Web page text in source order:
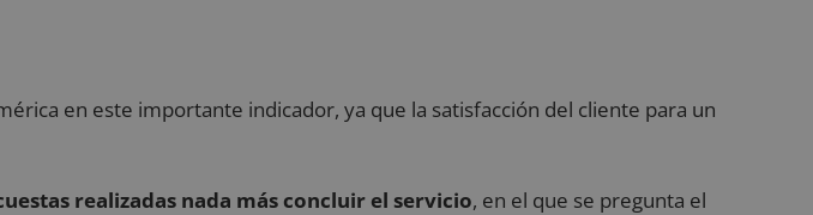
en este importante indicador, ya que la satisfacción del cliente para un
realizadas nada más concluir el servicio, en el que se pregunta el